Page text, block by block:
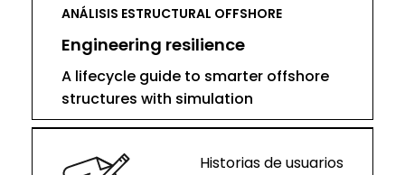
ANÁLISIS ESTRUCTURAL OFFSHORE
Engineering resilience
A lifecycle guide to smarter offshore
structures with simulation
Historias de usuarios